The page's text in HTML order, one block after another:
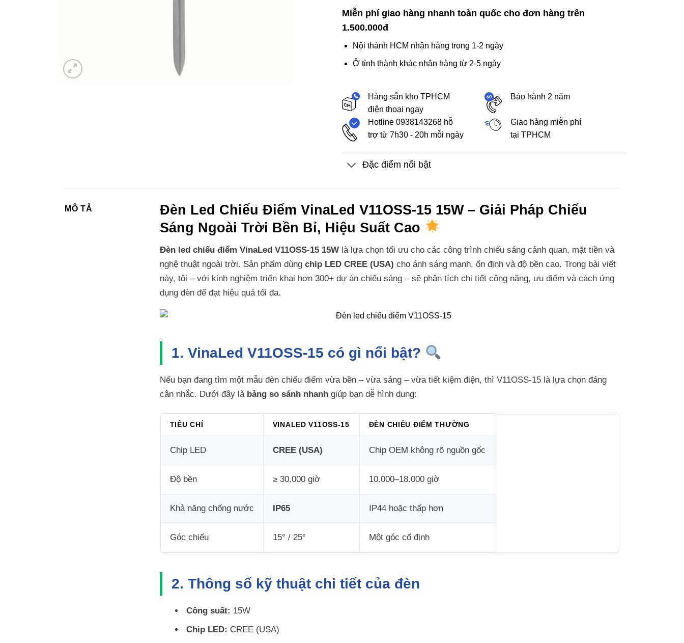
Miễn phí giao hàng nhanh toàn quốc cho đơn hàng trên
1.500.000đ
Nội thành HCM nhận hàng trong 1-2 ngày
Ở tỉnh thành khác nhận hàng từ 2-5 ngày
Hàng sẵn kho TPHCM
điện thoại ngay
Bảo hành 2 năm
Hotline 0938143268 hỗ
trợ từ 7h30 - 20h mỗi ngày
Giao hàng miễn phí
tại TPHCM
Đặc điểm nổi bật
MÔ TẢ
Đèn Led Chiếu Điểm VinaLed V11OSS-15 15W – Giải Pháp Chiếu
Sáng Ngoài Trời Bền Bỉ, Hiệu Suất Cao
Đèn led chiếu điểm VinaLed V11OSS-15 15Wlà lựa chọn tối ưu cho các công trình chiếu sáng cảnh quan, mặt tiền và
nghệ thuật ngoài trời. Sản phẩm dùng chip LED CREE (USA) cho ánh sáng mạnh, ổn định và độ bền cao. Trong bài viết
này, tôi – với kinh nghiệm triển khai hơn 300+ dự án chiếu sáng – sẽ phân tích chi tiết công năng, ưu điểm và cách ứng
dụng đèn để đạt hiệu quả tối đa.
1. VinaLed V11OSS-15 có gì nổi bật?
Nếu bạn đang tìm một mẫu đèn chiếu điểm vừa bền – vừa sáng – vừa tiết kiệm điện, thì V11OSS-15 là lựa chọn đáng
cân nhắc. Dưới đây là bảng so sánh nhanhgiúp bạn dễ hình dung:
TIÊU CHÍ VINALED V11OSS-15 ĐÈN CHIẾU ĐIỂM THƯỜNG
Chip LED CREE (USA) Chip OEM không rõ nguồn gốc
Độ bền ≥ 30.000 giờ 10.000–18.000 giờ
Khả năng chống nước IP65 IP44 hoặc thấp hơn
Góc chiếu 15° / 25° Một góc cố định
2. Thông số kỹ thuật chi tiết của đèn
Công suất: 15W
Chip LED: CREE (USA)